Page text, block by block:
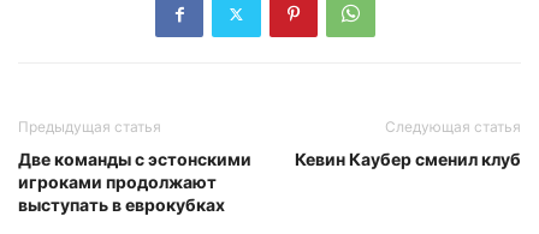
Предыдущая статья
Две команды с эстонскими
игроками продолжают
выступать в еврокубках
Следующая статья
Кевин Каубер сменил клуб